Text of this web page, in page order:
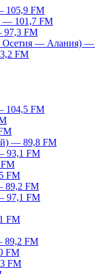
105,9 FM
— 101,7 FM
97,3 FM
Осетия — Алания)
FM
104,5 FM
— 89,8 FM
93,1 FM
FM
89,2 FM
97,1 FM
FM
89,2 FM
FM
FM